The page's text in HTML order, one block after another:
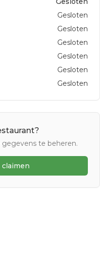
Gesloten
Gesloten
Gesloten
Gesloten
Gesloten
Gesloten
te beheren.
claimen